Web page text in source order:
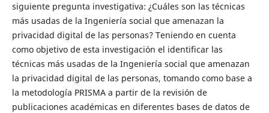
siguiente pregunta investigativa: ¿Cuáles son las técnicas
más usadas de la Ingeniería social que amenazan la
privacidad digital de las personas? Teniendo en cuenta
como objetivo de esta investigación el identificar las
técnicas más usadas de la Ingeniería social que amenazan
la privacidad digital de las personas, tomando como base a
la metodología PRISMA a partir de la revisión de
publicaciones académicas en diferentes bases de datos de